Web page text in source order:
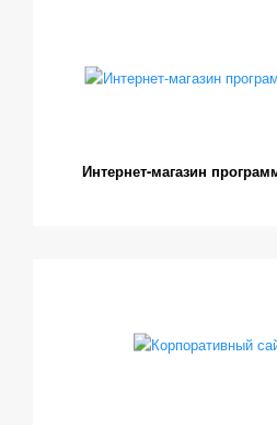
Интернет-магазин